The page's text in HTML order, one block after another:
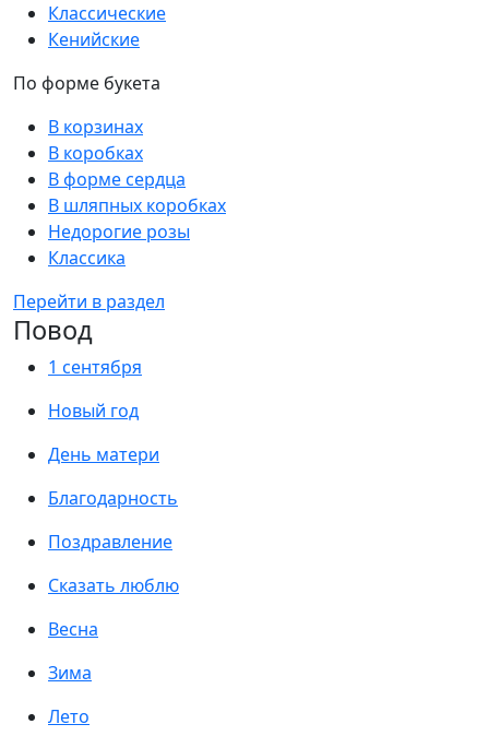
Классические
Кенийские
По форме букета
В корзинах
В коробках
В форме сердца
В шляпных коробках
Недорогие розы
Классика
Перейти в раздел
Повод
1 сентября
Новый год
День матери
Благодарность
Поздравление
Сказать люблю
Весна
Зима
Лето